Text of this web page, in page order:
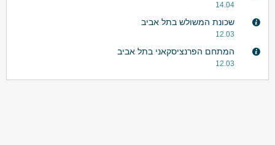
14.04
שכונת המשולש בתל אביב
12.03
המתחם הפרנציסקאני בתל אביב
12.03